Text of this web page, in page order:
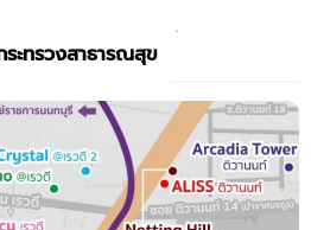
ระทรวงสาธารณสุข